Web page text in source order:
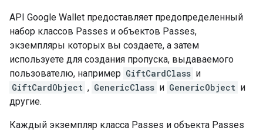
API Google Wallet предоставляет предопределенный
набор классов Passes и объектов Passes,
экземпляры которых вы создаете, а затем
используете для создания пропуска, выдаваемого
пользователю, например GiftCardClass и
GiftCardObject , GenericClass и GenericObject и
другие.
Каждый экземпляр класса Passes и объекта Passes